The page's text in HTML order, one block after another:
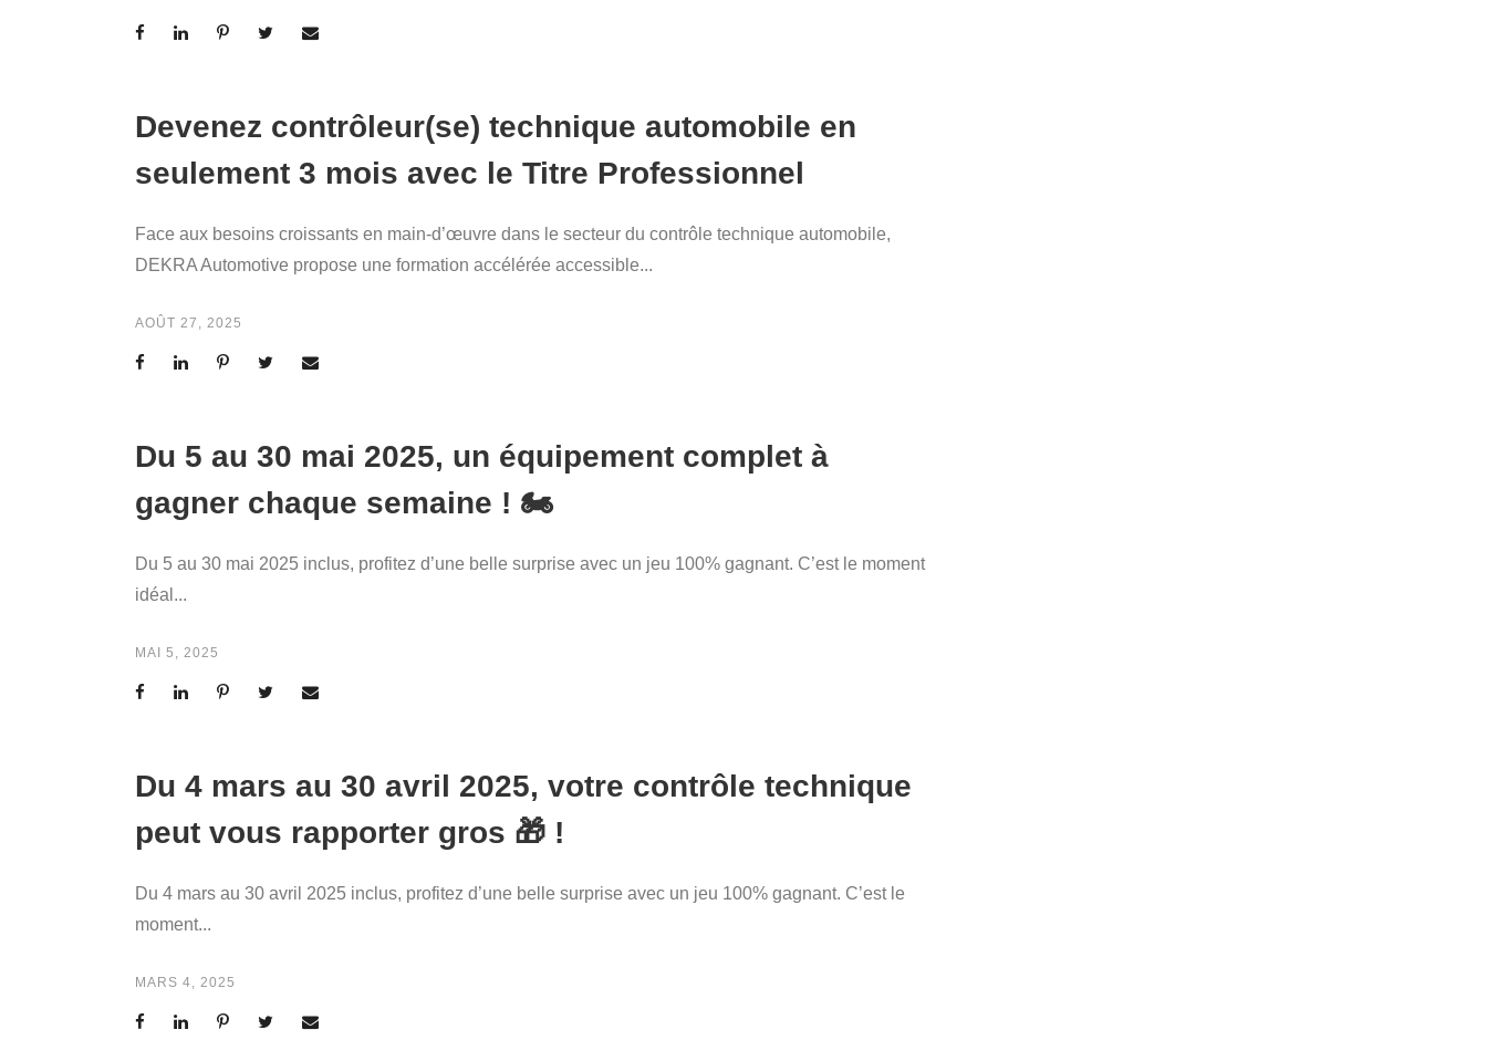
Devenez contrôleur(se) technique automobile en
seulement 3 mois avec le Titre Professionnel
Face aux besoins croissants en main-d’œuvre dans le secteur du contrôle technique automobile,
DEKRA Automotive propose une formation accélérée accessible...
AOÛT 27, 2025
Du 5 au 30 mai 2025, un équipement complet à
gagner chaque semaine ! 🏍️
Du 5 au 30 mai 2025 inclus, profitez d’une belle surprise avec un jeu 100% gagnant. C’est le moment
idéal...
MAI 5, 2025
Du 4 mars au 30 avril 2025, votre contrôle technique
peut vous rapporter gros 🎁 !
Du 4 mars au 30 avril 2025 inclus, profitez d’une belle surprise avec un jeu 100% gagnant. C’est le
moment...
MARS 4, 2025